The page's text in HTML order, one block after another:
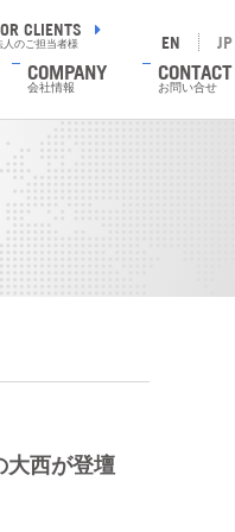
COMPANY
会社情報
CONTACT
お問い合せ
EN JP
CLIENTS
人のご担当者様
大西が登壇